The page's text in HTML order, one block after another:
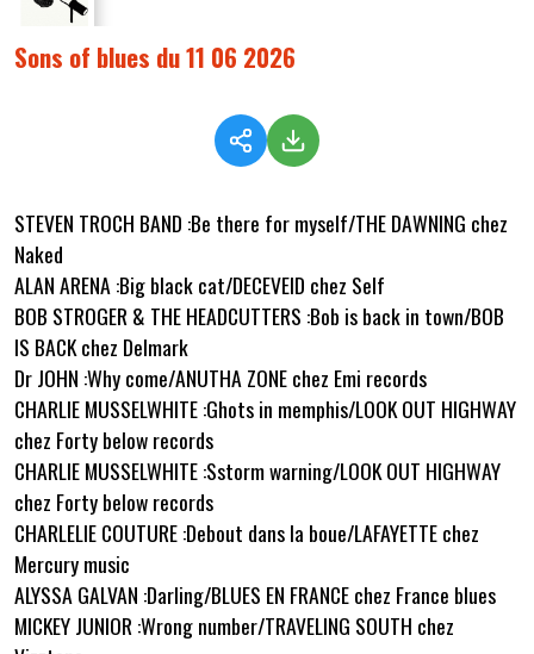
Sons of blues du 11 06 2026
STEVEN TROCH BAND :Be there for myself/THE DAWNING chez
Naked
ALAN ARENA :Big black cat/DECEVEID chez Self
BOB STROGER & THE HEADCUTTERS :Bob is back in town/BOB
IS BACK chez Delmark
Dr JOHN :Why come/ANUTHA ZONE chez Emi records
CHARLIE MUSSELWHITE :Ghots in memphis/LOOK OUT HIGHWAY
chez Forty below records
CHARLIE MUSSELWHITE :Sstorm warning/LOOK OUT HIGHWAY
chez Forty below records
CHARLELIE COUTURE :Debout dans la boue/LAFAYETTE chez
Mercury music
ALYSSA GALVAN :Darling/BLUES EN FRANCE chez France blues
MICKEY JUNIOR :Wrong number/TRAVELING SOUTH chez